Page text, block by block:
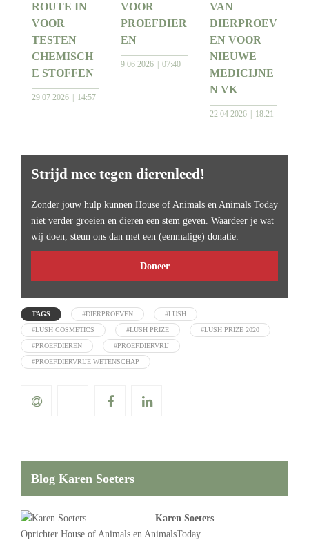
ROUTE IN
VOOR
TESTEN
CHEMISCH
E STOFFEN
29 07 2026 14:57
VOOR
PROEFDIER
EN
9 06 2026 07:40
VAN
DIERPROEV
EN VOOR
NIEUWE
MEDICIJNE
N VK
22 04 2026 18:21
Strijd mee tegen dierenleed!
Zonder jouw hulp kunnen House of Animals en Animals Today
niet verder groeien en dieren een stem geven. Waardeer je wat
wij doen, steun ons dan met een (eenmalige) donatie.
Doneer
TAGS #DIERPROEVEN #LUSH
#LUSH COSMETICS #LUSH PRIZE #LUSH PRIZE 2020
#PROEFDIEREN #PROEFDIERVRIJ
#PROEFDIERVRIJE WETENSCHAP
Blog Karen Soeters
Karen Soeters
Oprichter House of Animals en AnimalsToday